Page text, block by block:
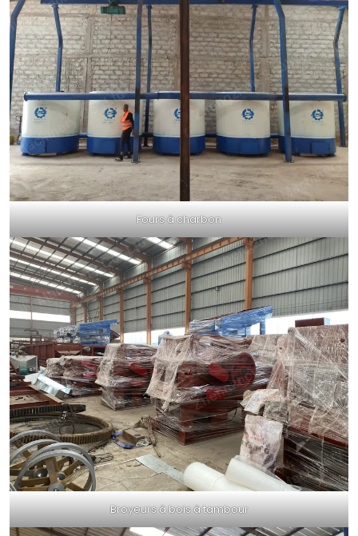
Fours à charbon
Broyeurs à bois à tambour